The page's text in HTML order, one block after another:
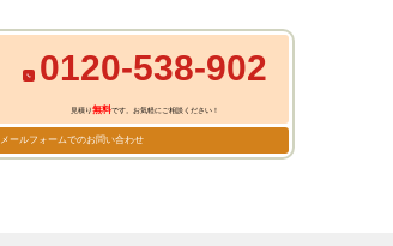
0120-538-902
見積り無料です。お気軽にご相談ください！
メールフォームでのお問い合わせ